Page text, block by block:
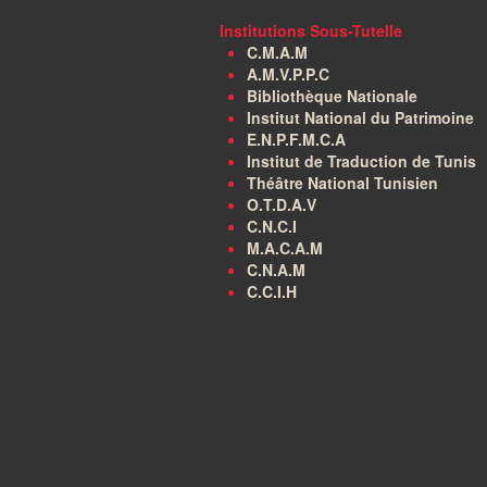
Institutions Sous-Tutelle
C.M.A.M
A.M.V.P.P.C
Bibliothèque Nationale
Institut National du Patrimoine
E.N.P.F.M.C.A
Institut de Traduction de Tunis
Théâtre National Tunisien
O.T.D.A.V
C.N.C.I
M.A.C.A.M
C.N.A.M
C.C.I.H